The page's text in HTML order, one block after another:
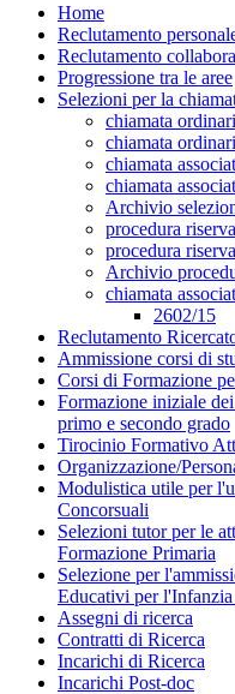
Home
Reclutamento
Reclutamento
Progressione tra le aree
Selezioni per la
chiamata
chiamata
chiamata
chiamata
Archivio
procedura
procedura
Archivio
chiamata
2602/15
Reclutamento
Ammissione corsi di
Corsi di Formazione
Formazione iniziale
primo e secondo grado
Tirocinio Formativo
Organizzazione/
Modulistica utile per
Concorsuali
Selezioni tutor per le
Formazione Primaria
Selezione per
Educativi per
Assegni di ricerca
Contratti di Ricerca
Incarichi di Ricerca
Incarichi Post-doc